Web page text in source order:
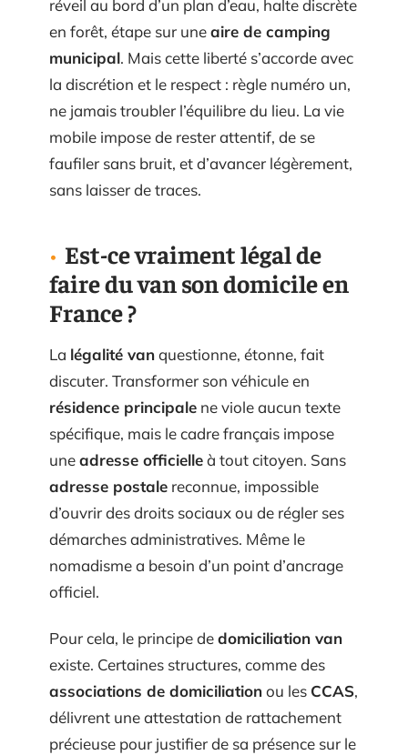
réveil au bord d’un plan d’eau, halte discrète
en forêt, étape sur uneaire de camping
municipal. Mais cette liberté s’accorde avec
la discrétion et le respect : règle numéro un,
ne jamais troubler l’équilibre du lieu. La vie
mobile impose de rester attentif, de se
faufiler sans bruit, et d’avancer légèrement,
sans laisser de traces.
Est-ce vraiment légal de
faire du van son domicile en
France ?
La légalité vanquestionne, étonne, fait
discuter. Transformer son véhicule en
résidence principale ne viole aucun texte
spécifique, mais le cadre français impose
uneadresse officielleà tout citoyen. Sans
adresse postale reconnue, impossible
d’ouvrir des droits sociaux ou de régler ses
démarches administratives. Même le
nomadisme a besoin d’un point d’ancrage
officiel.
Pour cela, le principe dedomiciliation van
existe. Certaines structures, comme des
associations de domiciliationou les CCAS,
délivrent une attestation de rattachement
précieuse pour justifier de sa présence sur le